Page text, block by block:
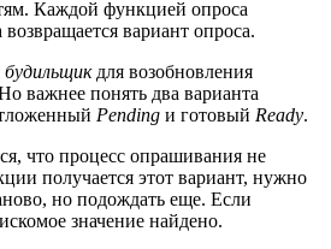
Каждой функцией опроса
вариант опроса.
будильщикдля возобновления
важнее понять два варианта
Pending и готовый Ready.
что процесс опрашивания не
получается этот вариант, нужно
но подождать еще. Если
значение найдено.